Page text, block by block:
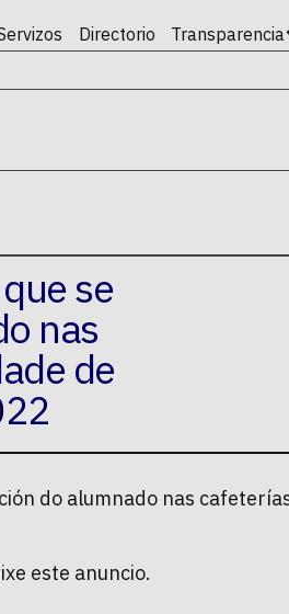
Directorio Transparencia
se
nas
de
do alumnado nas
este anuncio.